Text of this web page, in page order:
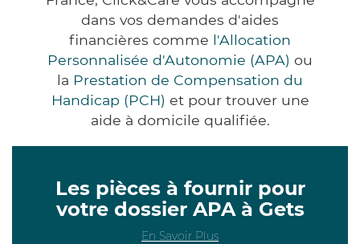
dans vos demandes d'aides
financières comme l'Allocation
Personnalisée d'Autonomie (APA) ou
la Prestation de Compensation du
Handicap (PCH) et pour trouver une
aide à domicile qualifiée.
Les pièces à fournir pour
votre dossier APA à Gets
En Savoir Plus